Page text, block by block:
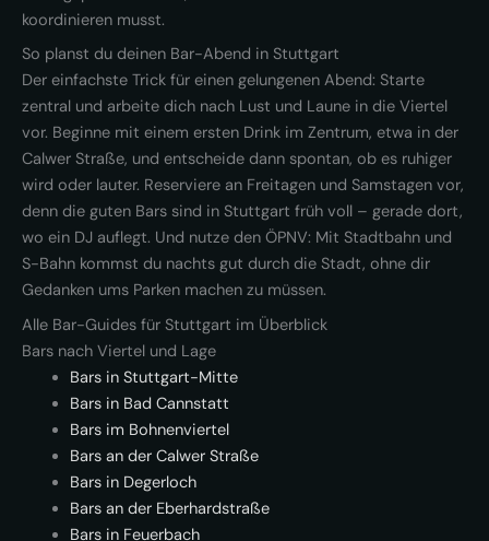
koordinieren musst.
So planst du deinen Bar-Abend in Stuttgart
Der einfachste Trick für einen gelungenen Abend: Starte
zentral und arbeite dich nach Lust und Laune in die Viertel
vor. Beginne mit einem ersten Drink im Zentrum, etwa in der
Calwer Straße, und entscheide dann spontan, ob es ruhiger
wird oder lauter. Reserviere an Freitagen und Samstagen vor,
denn die guten Bars sind in Stuttgart früh voll – gerade dort,
wo ein DJ auflegt. Und nutze den ÖPNV: Mit Stadtbahn und
S-Bahn kommst du nachts gut durch die Stadt, ohne dir
Gedanken ums Parken machen zu müssen.
Alle Bar-Guides für Stuttgart im Überblick
Bars nach Viertel und Lage
Bars in Stuttgart-Mitte
Bars in Bad Cannstatt
Bars im Bohnenviertel
Bars an der Calwer Straße
Bars in Degerloch
Bars an der Eberhardstraße
Bars in Feuerbach